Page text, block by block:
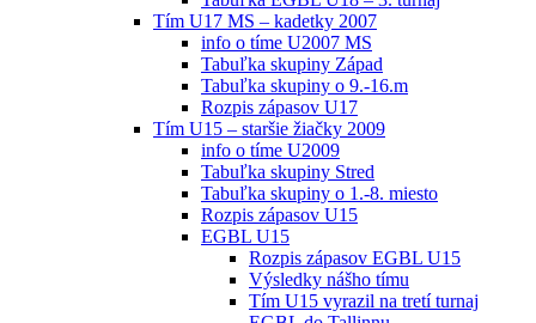
Tím U17 MS – kadetky 2007
info o tíme U2007 MS
Tabuľka skupiny Západ
Tabuľka skupiny o 9.-16.m
Rozpis zápasov U17
Tím U15 – staršie žiačky 2009
info o tíme U2009
Tabuľka skupiny Stred
Tabuľka skupiny o 1.-8. miesto
Rozpis zápasov U15
EGBL U15
Rozpis zápasov EGBL U15
Výsledky nášho tímu
Tím U15 vyrazil na tretí turnaj